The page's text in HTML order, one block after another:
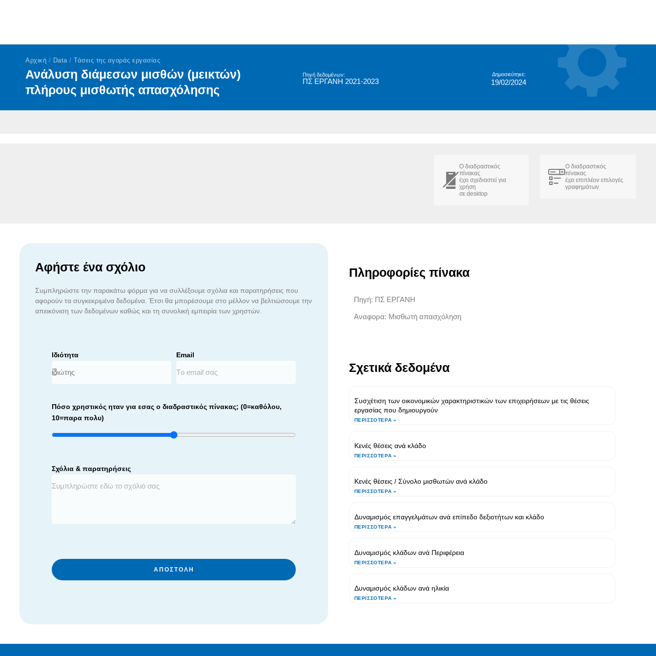
Αρχική / Data/Τάσεις της αγοράς εργασίας
Ανάλυση διάμεσων μισθών (μεικτών)
πλήρους μισθωτής απασχόλησης
Πηγή δεδομένων:
ΠΣ ΕΡΓΑΝΗ 2021-2023
Δημοσιεύτηκε:
19/02/2024
Ο διαδραστικός
πίνακας
έχει σχεδιαστεί για
χρήση
σε desktop
Ο διαδραστικός
πίνακας
έχει επιπλέον επιλογές
γραφημάτων
Αφήστε ένα σχόλιο
Συμπληρώστε την παρακάτω φόρμα για να συλλέξουμε σχόλια και παρατηρήσεις που
αφορούν τα συγκεκριμένα δεδομένα. Έτσι θα μπορέσουμε στο μέλλον να βελτιώσουμε την
απεικόνιση των δεδομένων καθώς και τη συνολική εμπειρία των χρηστών.
Ιδιότητα Email
Πόσο χρηστικός ηταν για εσας ο διαδραστικός πίνακας; (0=καθόλου,
10=παρα πολυ)
Σχόλια & παρατηρήσεις
ΑΠΟΣΤΟΛΉ
Πληροφορίες πίνακα
Πηγή: ΠΣ ΕΡΓΑΝΗ
Αναφορα: Μισθωτή απασχόληση
Σχετικά δεδομένα
Συσχέτιση των οικονομικών χαρακτηριστικών των επιχειρήσεων με τις θέσεις
εργασίας που δημιουργούν
ΠΕΡΙΣΣΌΤΕΡΑ »
Κενές θέσεις ανά κλάδο
ΠΕΡΙΣΣΌΤΕΡΑ »
Κενές θέσεις / Σύνολο μισθωτών ανά κλάδο
ΠΕΡΙΣΣΌΤΕΡΑ »
Δυναμισμός επαγγελμάτων ανά επίπεδο δεξιοτήτων και κλάδο
ΠΕΡΙΣΣΌΤΕΡΑ »
Δυναμισμός κλάδων ανά Περιφέρεια
ΠΕΡΙΣΣΌΤΕΡΑ »
Δυναμισμός κλάδων ανά ηλικία
ΠΕΡΙΣΣΌΤΕΡΑ »